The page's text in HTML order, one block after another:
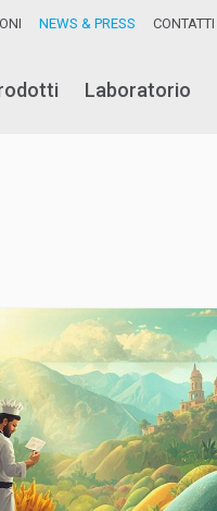
Laboratorio
NEWS & PRESS CONTATTI